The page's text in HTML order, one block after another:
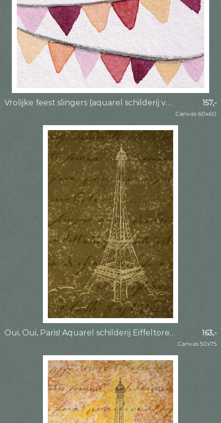
Vrolijke feest slingers (aquarel schilderij versiering verjaardag kinderkamer vierkant pastelkleur) 157,-
Canvas 60x60
Oui, Oui, Paris! Aquarel schilderij Eiffeltoren Parijs deel 4 van 4 (Frankrijk stedentrip romantisch 163,-
Canvas 50x75